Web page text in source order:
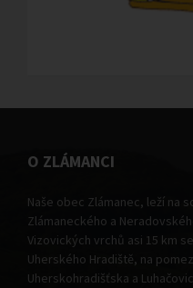
O ZLÁMANCI
Naše obec Zlámanec, leží na
Zlámaneckého a
Vizovických vrchů asi 15 km
Uherského Hradiště, na
Uherskohradišťska a